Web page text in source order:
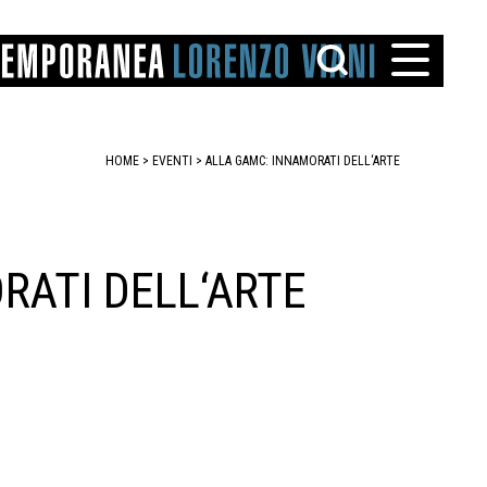
HOME > EVENTI > ALLA GAMC: INNAMORATI DELL‘ARTE
DELL‘ARTE